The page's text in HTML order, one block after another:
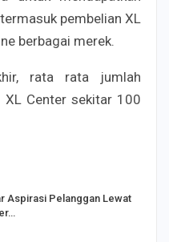
pembelian XL
berbagai merek.
rata rata jumlah
XL Center sekitar 100
Aspirasi Pelanggan Lewat